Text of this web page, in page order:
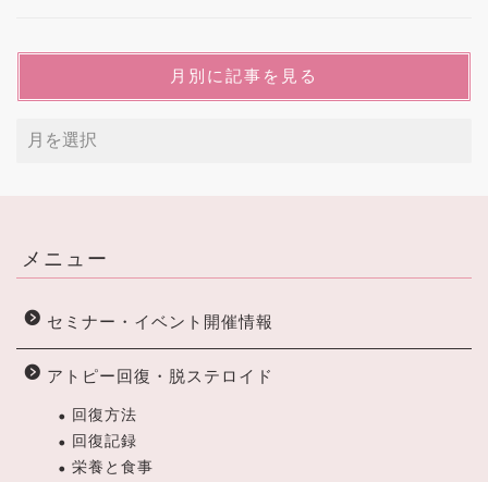
月別に記事を見る
メニュー
セミナー・イベント開催情報
アトピー回復・脱ステロイド
回復方法
回復記録
栄養と食事